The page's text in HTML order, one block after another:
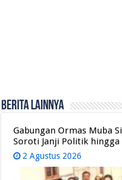
Berita Lainnya
Gabungan Ormas Muba
Soroti Janji Politik hingga
2 Agustus 2026